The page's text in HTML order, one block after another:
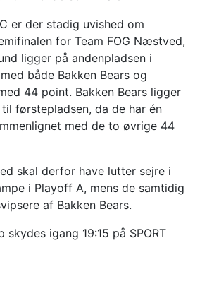
er der stadig uvished om
for Team FOG Næstved,
ligger på andenpladsen i
både Bakken Bears og
44 point. Bakken Bears ligger
førstepladsen, da de har én
med de to øvrige 44
skal derfor have lutter sejre i
i Playoff A, mens de samtidig
af Bakken Bears.
skydes igang 19:15 på SPORT